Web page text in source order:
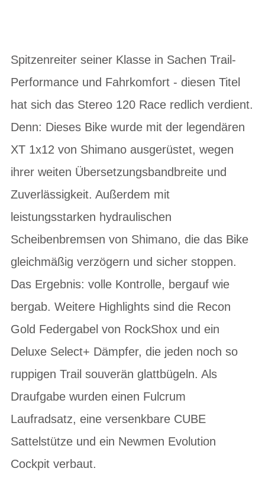
Spitzenreiter seiner Klasse in Sachen Trail-
Performance und Fahrkomfort - diesen Titel
hat sich das Stereo 120 Race redlich verdient.
Denn: Dieses Bike wurde mit der legendären
XT 1x12 von Shimano ausgerüstet, wegen
ihrer weiten Übersetzungsbandbreite und
Zuverlässigkeit. Außerdem mit
leistungsstarken hydraulischen
Scheibenbremsen von Shimano, die das Bike
gleichmäßig verzögern und sicher stoppen.
Das Ergebnis: volle Kontrolle, bergauf wie
bergab. Weitere Highlights sind die Recon
Gold Federgabel von RockShox und ein
Deluxe Select+ Dämpfer, die jeden noch so
ruppigen Trail souverän glattbügeln. Als
Draufgabe wurden einen Fulcrum
Laufradsatz, eine versenkbare CUBE
Sattelstütze und ein Newmen Evolution
Cockpit verbaut.